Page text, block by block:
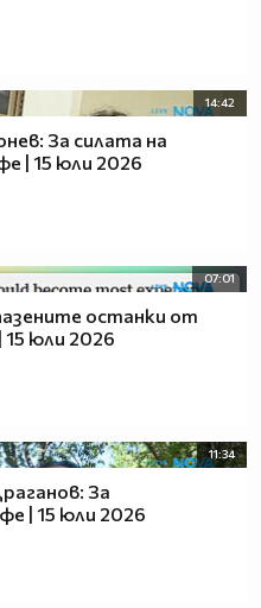
14:42
За силата на
| 15 юли 2026
07:01
останки от
15 юли 2026
11:34
За
| 15 юли 2026